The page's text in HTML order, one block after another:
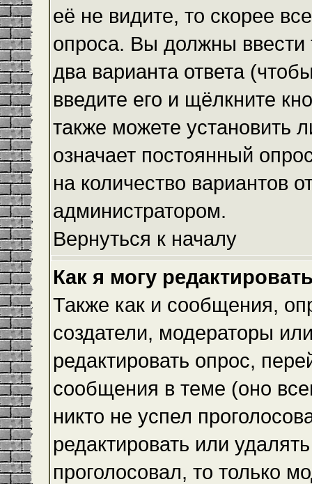
её не видите, то скорее
опроса. Вы должны
два варианта ответа
введите его и щёлкните
также можете установить
означает постоянный
на количество вариантов
администратором.
Вернуться к началу
Как я могу
Также как и сообщения,
создатели, модераторы
редактировать опрос,
сообщения в теме (оно
никто не успел
редактировать или
проголосовал, то только